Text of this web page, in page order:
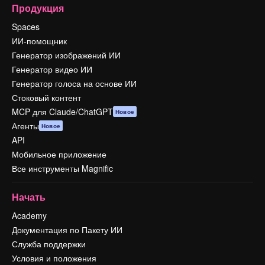
Продукция
Spaces
ИИ-помощник
Генератор изображений ИИ
Генератор видео ИИ
Генератор голоса на основе ИИ
Стоковый контент
MCP для Claude/ChatGPT Новое
Агенты Новое
API
Мобильное приложение
Все инструменты Magnific
Начать
Academy
Документация по Пакету ИИ
Служба поддержки
Условия и положения